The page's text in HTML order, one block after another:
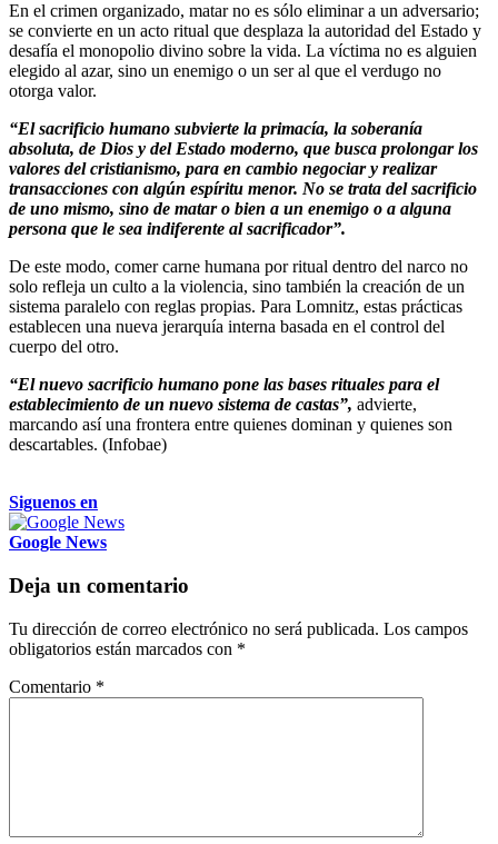
En el crimen organizado, matar no es sólo eliminar a un adversario;
se convierte en un acto ritual que desplaza la autoridad del Estado y
desafía el monopolio divino sobre la vida. La víctima no es alguien
elegido al azar, sino un enemigo o un ser al que el verdugo no
otorga valor.
“El sacrificio humano subvierte la primacía, la soberanía
absoluta, de Dios y del Estado moderno, que busca prolongar los
valores del cristianismo, para en cambio negociar y realizar
transacciones con algún espíritu menor. No se trata del sacrificio
de uno mismo, sino de matar o bien a un enemigo o a alguna
persona que le sea indiferente al sacrificador”.
De este modo, comer carne humana por ritual dentro del narco no
solo refleja un culto a la violencia, sino también la creación de un
sistema paralelo con reglas propias. Para Lomnitz, estas prácticas
establecen una nueva jerarquía interna basada en el control del
cuerpo del otro.
“El nuevo sacrificio humano pone las bases rituales para el
establecimiento de un nuevo sistema de castas”, advierte,
marcando así una frontera entre quienes dominan y quienes son
descartables. (Infobae)
Siguenos en
Google News
Deja un comentario
Tu dirección de correo electrónico no será publicada. Los campos
obligatorios están marcados con *
Comentario *